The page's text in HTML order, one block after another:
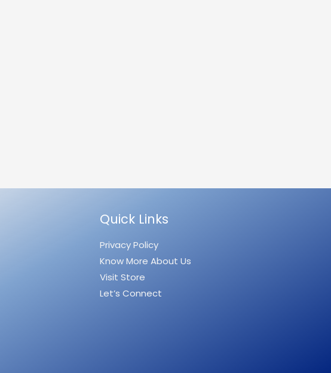
Quick Links
Privacy Policy
Know More About Us
Visit Store
Let’s Connect